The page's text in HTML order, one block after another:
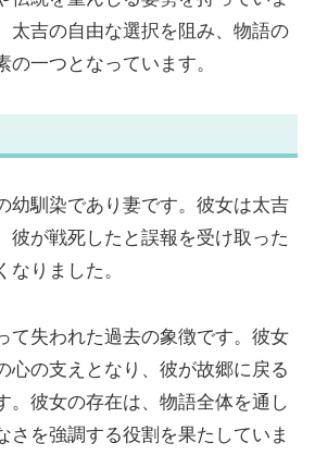
太吉の自由な選択を阻み、物語の
の一つとなっています。
幼馴染であり妻です。彼女は太吉
彼が戦死したと誤報を受け取った
なりました。
て失われた過去の象徴です。彼女
心の支えとなり、彼が故郷に戻る
。彼女の存在は、物語全体を通し
さを強調する役割を果たしていま